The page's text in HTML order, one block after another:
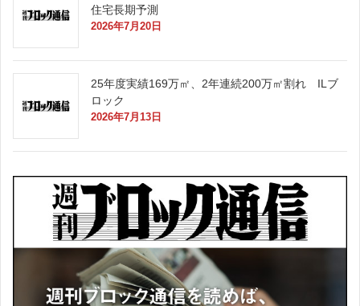
住宅長期予測
2026年7月20日
25年度実績169万㎡、2年連続200万㎡割れ ILブ
ロック
2026年7月13日